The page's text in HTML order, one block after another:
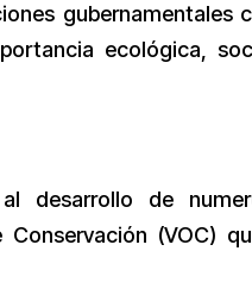
gubernamentales
ecológica,
desarrollo de
(VOC)